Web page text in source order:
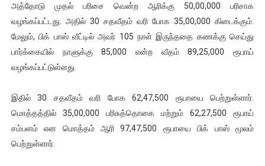
அத்தோடு முதல் பரிசை வென்ற ஆரிக்கு 50,00,000 பரிசாக
வழங்கப்பட்டது. அதில் 30 சதவீதம் வரி போக 35,00,000 கிடைக்கும்.
மேலும், பிக் பாஸ் வீட்டில் அவர் 105 நாள் இருந்ததை கணக்கு செய்து
பார்க்கையில் நாளுக்கு 85,000 என்ற வீதம் 89,25,000 ரூபாய்
வழங்கப்பட்டுள்ளது.
இதில் 30 சதவீதம் வரி போக 62,47,500 ரூபாயை பெற்றுள்ளார்.
மொத்தத்தில் 35,00,000 பரிசுத்தொகை மற்றும் 62,27,500 ரூபாய்
சம்பளம் என மொத்தம் ஆரி 97,47,500 ரூபாயை பிக் பாஸ் மூலம்
பெற்றுள்ளார்.